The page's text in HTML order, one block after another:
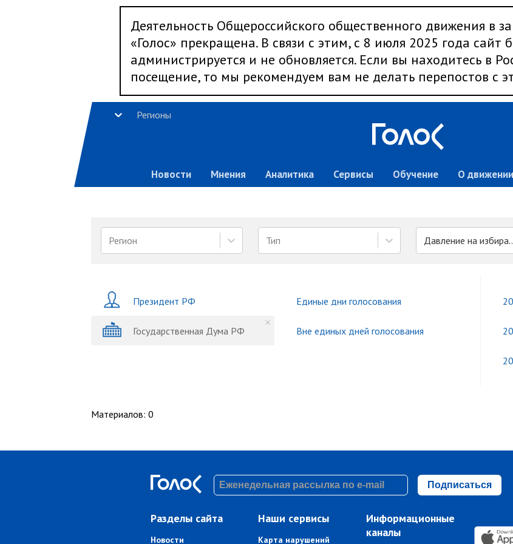
Деятельность Общероссийского общественного движения в
«Голос» прекращена. В связи с этим, с 8 июля 2025 года сайт
администрируется и не обновляется. Если вы находитесь в
посещение, то мы рекомендуем вам не делать перепостов с
Регионы
Новости Мнения Аналитика Сервисы Обучение О движении
Регион Тип Давление на избирателей
Президент РФ
Государственная Дума РФ
Единые дни голосования
Вне единых дней голосования
Материалов: 0
Подписаться
Разделы сайта
Новости
Наши сервисы
Карта нарушений
Информационные
каналы